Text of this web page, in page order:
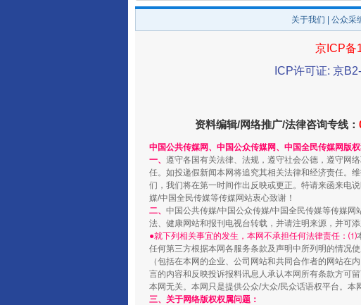
关于我们 公众采
京ICP备
ICP许可证: 京
资料编辑/网络推广/法律咨询专线：
中国公共传媒网、中国公众传媒网、中国全民传媒网版权
一、 遵守各国有关法律、法规，遵守社会公德，遵守网
任。如投递假新闻本网将追究其相关法律和经济责任。
们，我们将在第一时间作出反映或更正。特请来函来电
媒/中国全民传媒等传媒网站衷心致谢！
二、 中国公共传媒/中国公众传媒/中国全民传媒等传媒
法、健康网站和报刊电视台转载，并请注明来源，并可添
●就下列相关事宜的发生，本网不承担任何法律责任：⑴
任何第三方根据本网各服务条款及声明中所列明的情况
（包括在本网的企业、公司网站和共同合作者的网站在内
言的内容和反映投诉报料讯息人承认本网所有条款方可
本网无关。本网只是提供公众/大众/民众话语权平台。本
三、关于网络版权权属问题：